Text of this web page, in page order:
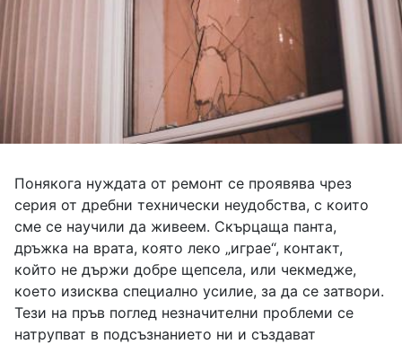
Понякога нуждата от ремонт се проявява чрез
серия от дребни технически неудобства, с които
сме се научили да живеем. Скърцаща панта,
дръжка на врата, която леко „играе“, контакт,
който не държи добре щепсела, или чекмедже,
което изисква специално усилие, за да се затвори.
Тези на пръв поглед незначителни проблеми се
натрупват в подсъзнанието ни и създават